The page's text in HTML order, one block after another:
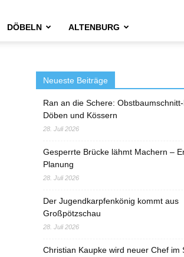
DÖBELN ALTENBURG
Neueste Beiträge
Ran an die Schere:
Döben und Kössern
28. Juli 2026
Gesperrte Brücke lähmt Machern –
Planung
28. Juli 2026
Der Jugendkarpfenkönig kommt aus
Großpötzschau
28. Juli 2026
Christian Kaupke wird neuer Chef im